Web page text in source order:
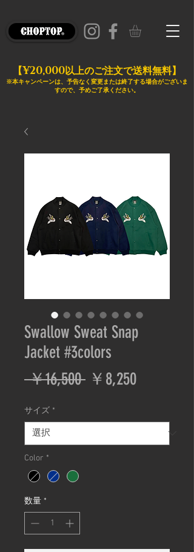
【¥20,000以上のご注文で送料無料】
※本キャンペーンは、予告なく変更または終了する場合がございま
すので、予めご了承ください。
Swallow Sweat Snap
Jacket #3colors
￥16,500 通
価
格
￥8,250セ
ル
価
サイズ *
Color *
数量 *